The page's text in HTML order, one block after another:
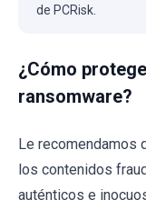
de PCRisk.
¿Cómo
ransomware?
Le recomendamos
los contenidos
auténticos e